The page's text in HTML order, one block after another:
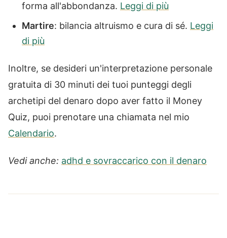
forma all'abbondanza. Leggi di più
Martire: bilancia altruismo e cura di sé. Leggi
di più
Inoltre, se desideri un'interpretazione personale
gratuita di 30 minuti dei tuoi punteggi degli
archetipi del denaro dopo aver fatto il Money
Quiz, puoi prenotare una chiamata nel mio
Calendario.
Vedi anche: adhd e sovraccarico con il denaro